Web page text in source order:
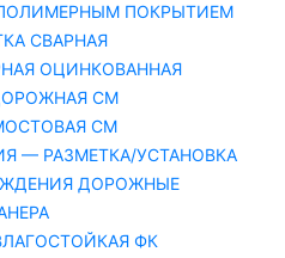
ПОКРЫТИЕМ
СВАРНАЯ
ОЦИНКОВАННАЯ
СМ
СМ
— РАЗМЕТКА/УСТАНОВКА
ДОРОЖНЫЕ
ФК